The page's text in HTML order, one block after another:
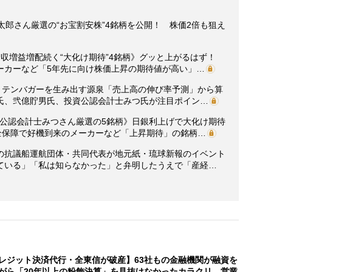
さん厳選の“お宝割安株”4銘柄を公開！ 株価2倍も狙え
増益増配続く“大化け期待”4銘柄》グッと上がるはず！
ーなど「5年先に向け株価上昇の期待値が高い」…
ンバガーを生み出す源泉「売上高の伸び率予測」から算
弐億貯男氏、投資公認会計士みつ氏が注目ポイン…
認会計士みつさん厳選の5銘柄》日銀利上げで大化け期待
障で好機到来のメーカーなど「上昇期待」の銘柄…
議船運航団体・共同代表が地元紙・琉球新報のイベント
る」「私は知らなかった」と弁明したうえで「産経…
ジット決済代行・全東信が破産】63社もの金融機関が融資を